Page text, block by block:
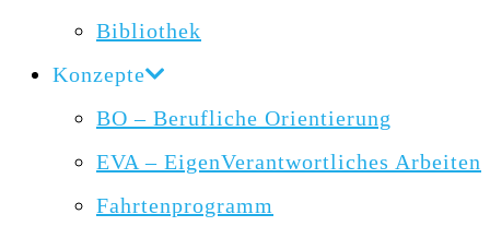
Bibliothek
Konzepte
BO – Berufliche Orientierung
EVA – EigenVerantwortliches Arbeiten
Fahrtenprogramm